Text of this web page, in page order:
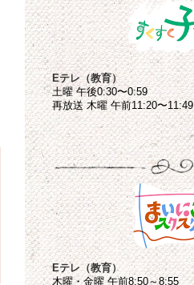
Eテレ（教育）
土曜 午後0:30〜0:59
再放送 木曜 午前11:20〜11:49
Eテレ（教育）
木曜・金曜 午前8:50～8:55